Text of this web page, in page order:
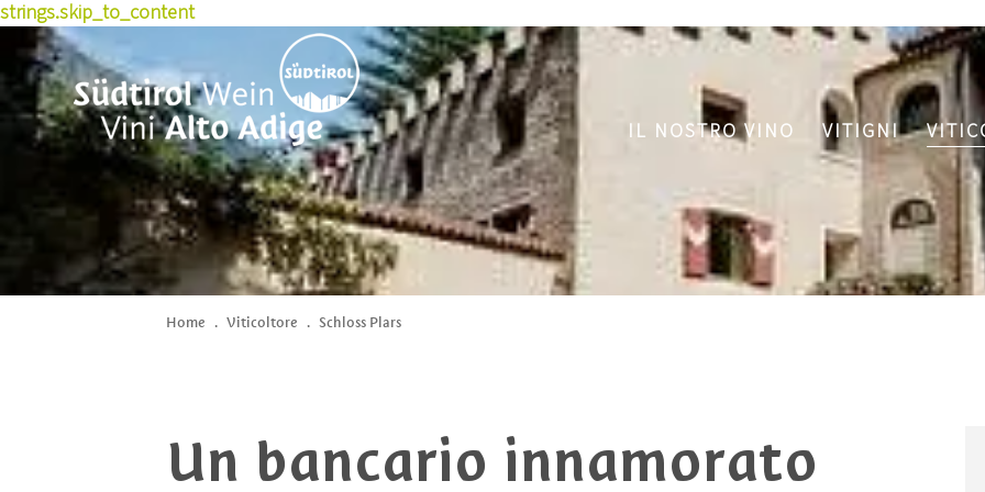
strings.skip_to_content
IL NOSTRO VINO VITIGNI
Home . Viticoltore . Schloss Plars
Un bancario innamorato